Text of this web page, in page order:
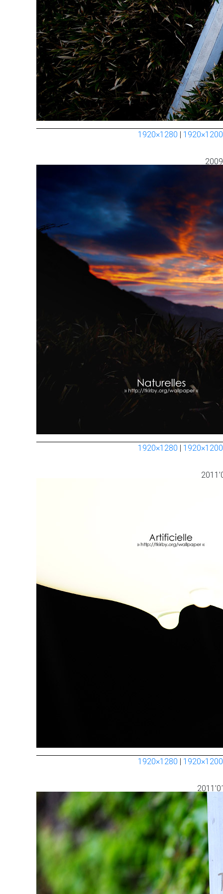
1920×1280 | 1920×1200
1920×1280 | 1920×1200
1920×1280 | 1920×1200